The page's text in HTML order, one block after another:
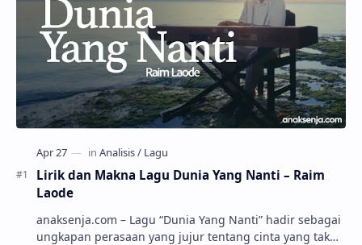
Lirik dan Makna Lagu Dunia Yang Nanti – Raim
Laode
anaksenja.com – Lagu “Dunia Yang Nanti” hadir sebagai
ungkapan perasaan yang jujur tentang cinta yang tak